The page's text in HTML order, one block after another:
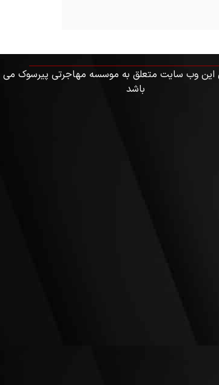
این وب سایت متعلق به موسسه مهاجرتی پیرسوک می
باشد